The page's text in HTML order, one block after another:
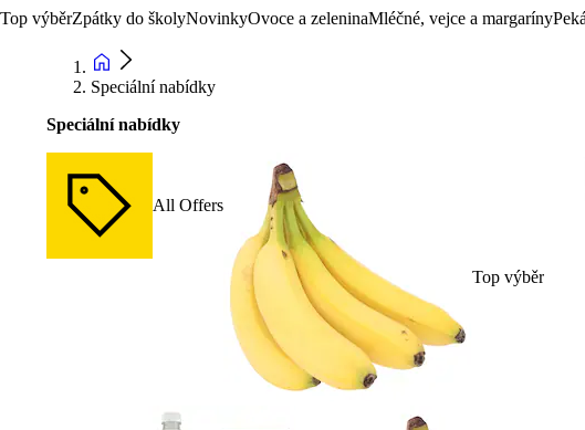
Top výběrZpátky do školyNovinkyOvoce a zeleninaMléčné, vejce a margaríny
Speciální nabídky
Speciální nabídky
All Offers
Top výběr